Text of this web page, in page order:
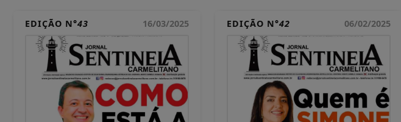
EDIÇÃO N°43 16/03/2025 EDIÇÃO N°42 06/02/2025